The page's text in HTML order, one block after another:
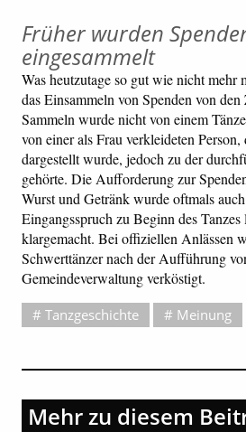
Früher wurden
eingesammelt
Was heutzutage so gut wie nicht mehr
das Einsammeln von Spenden von
Sammeln wurde nicht von einem
von einer als Frau verkleideten
dargestellt wurde, jedoch zu der
gehörte. Die Aufforderung zur
Wurst und Getränk wurde oftmals
Eingangsspruch zu Beginn des
klargemacht. Bei offiziellen Anlässen
Schwerttänzer nach der Aufführung
Gemeindeverwaltung verköstigt.
Tanzgeschichte Meinung
Mehr zu diesem